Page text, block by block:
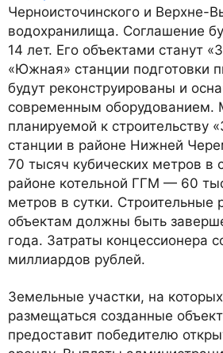
Черноисточинского и Верхне-
водохранилища. Соглашение
14 лет. Его объектами станут
«Южная» станции подготовки
будут реконструированы и
современным оборудованием.
планируемой к строительству
станции в районе Нижней
70 тысяч кубических метров в
районе котельной ГГМ — 60
метров в сутки. Строительные
объектам должны быть
года. Затраты концессионера
миллиардов рублей.
Земельные участки, на
размещаться созданные
предоставит победителю